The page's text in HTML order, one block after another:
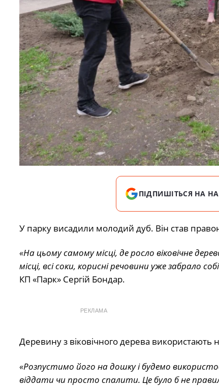
ПІДПИШІТЬСЯ НА
У парку висадили молодий дуб. Він став
«На цьому самому місці, де росло віковічне
місці, всі соки, корисні речовини уже забрало
КП «Парк» Сергій Бондар.
РЕКЛАМА
Деревину з віковічного дерева використають
«Розпустимо його на дошку і будемо
віддати чи просто спалити. Це було б не